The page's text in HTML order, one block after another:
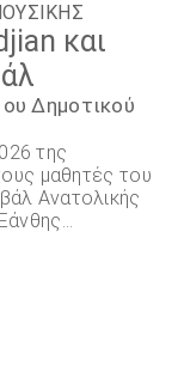
και
Δημοτικού
της
μαθητές του
Ανατολικής